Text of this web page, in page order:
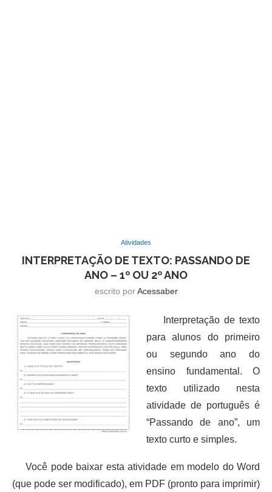
Atividades
INTERPRETAÇÃO DE TEXTO: PASSANDO DE
ANO – 1º OU 2º ANO
escrito porAcessaber
Interpretação de texto
para alunos do primeiro
ou segundo ano do
ensino fundamental. O
texto utilizado nesta
atividade de português é
“Passando de ano”, um
texto curto e simples.
Você pode baixar esta atividade em modelo do Word
(que pode ser modificado), em PDF (pronto para imprimir)